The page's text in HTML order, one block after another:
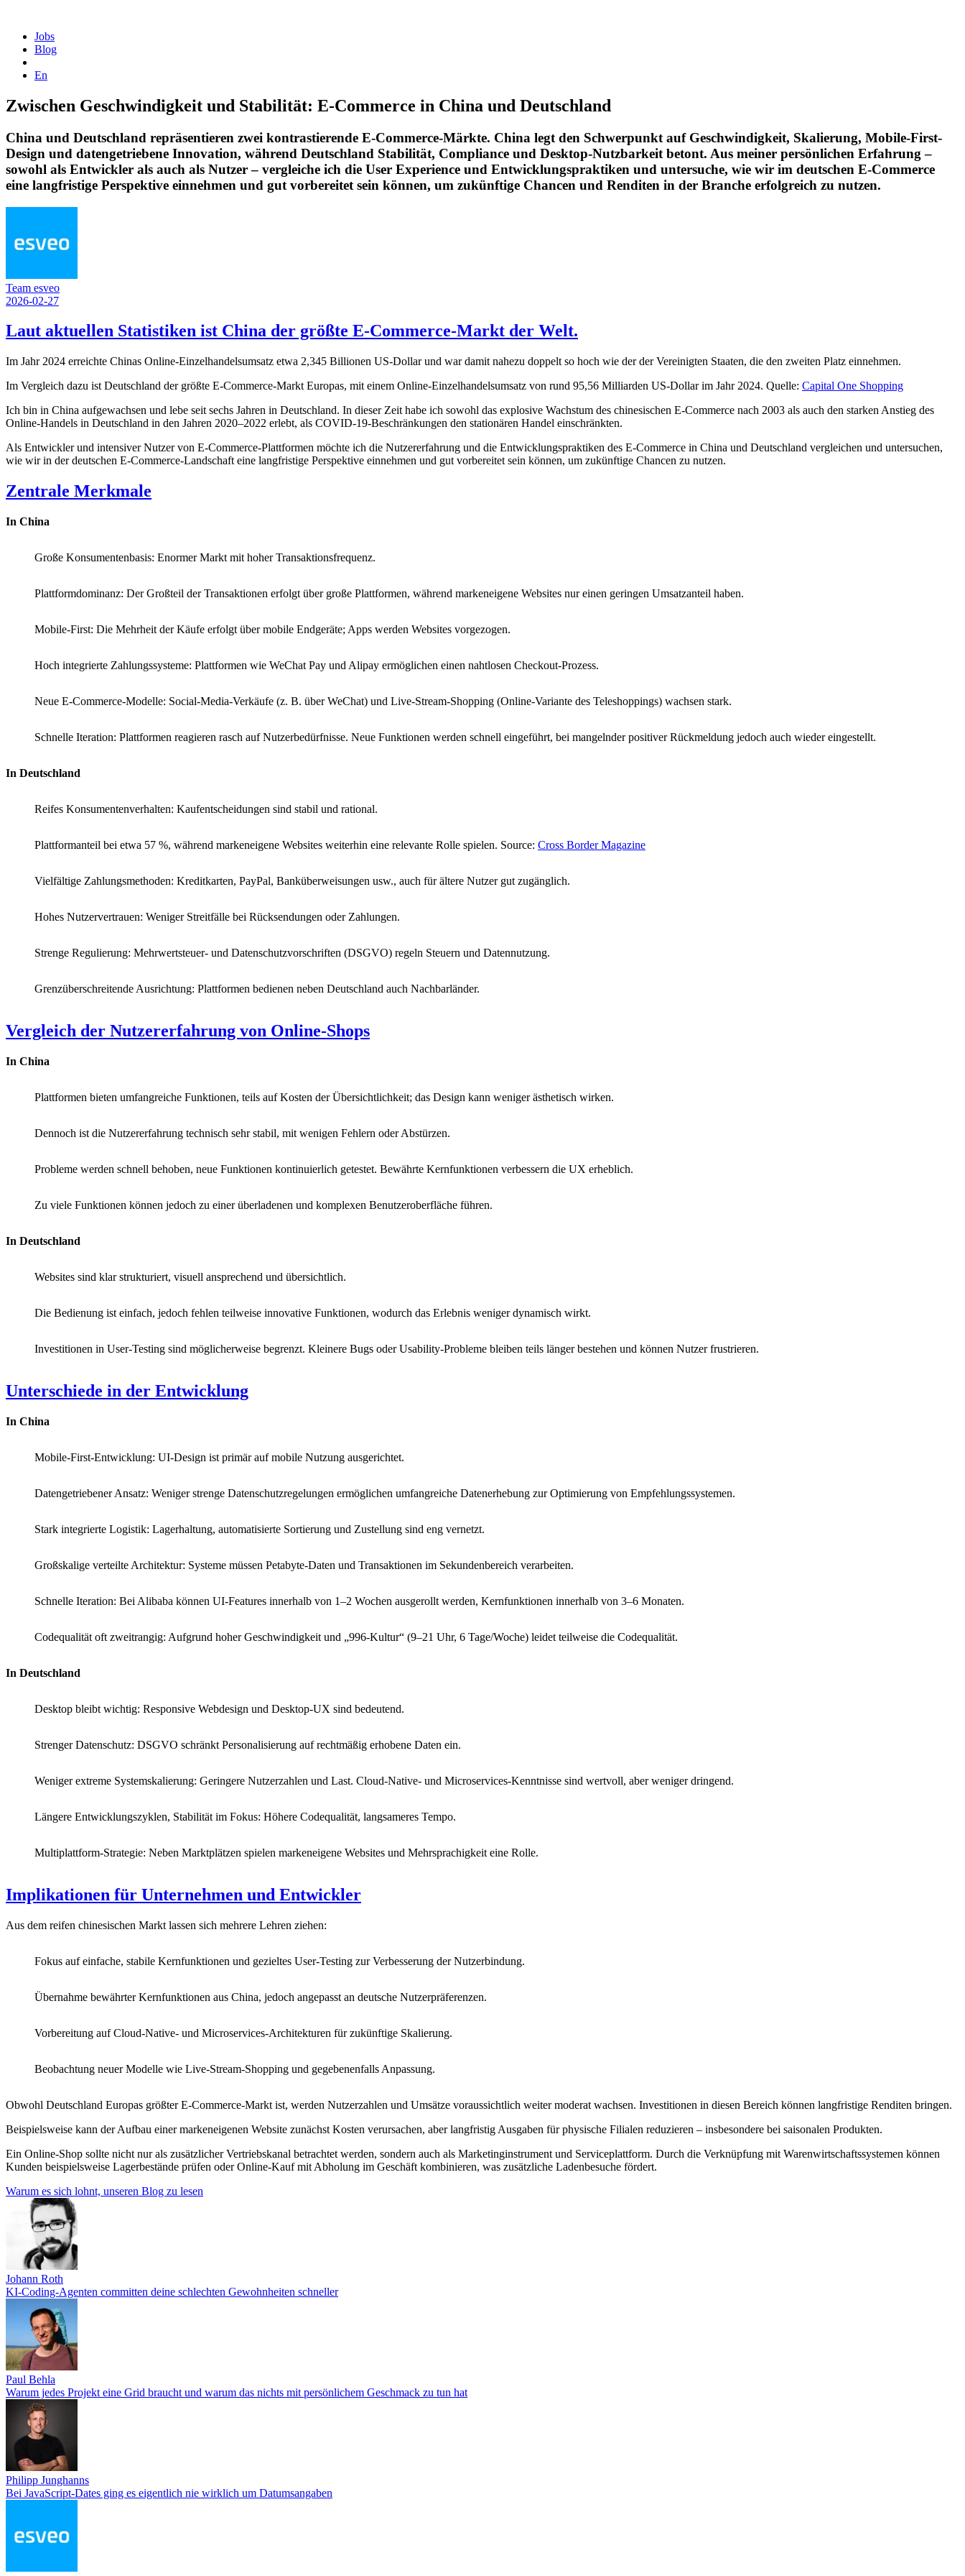
Jobs
Blog
En
Zwischen Geschwindigkeit und Stabilität: E-Commerce in China und Deutschland
China und Deutschland repräsentieren zwei kontrastierende E-Commerce-Märkte. China legt den Schwerpunkt auf Geschwindigkeit, Skalierung, Mobile-First-
Design und datengetriebene Innovation, während Deutschland Stabilität, Compliance und Desktop-Nutzbarkeit betont. Aus meiner persönlichen Erfahrung –
sowohl als Entwickler als auch als Nutzer – vergleiche ich die User Experience und Entwicklungspraktiken und untersuche, wie wir im deutschen E-Commerce
eine langfristige Perspektive einnehmen und gut vorbereitet sein können, um zukünftige Chancen und Renditen in der Branche erfolgreich zu nutzen.
Team esveo
2026-02-27
Laut aktuellen Statistiken ist China der größte E-Commerce-Markt der Welt.
Im Jahr 2024 erreichte Chinas Online-Einzelhandelsumsatz etwa 2,345 Billionen US-Dollar und war damit nahezu doppelt so hoch wie der der Vereinigten Staaten, die den zweiten Platz einnehmen.
Im Vergleich dazu ist Deutschland der größte E-Commerce-Markt Europas, mit einem Online-Einzelhandelsumsatz von rund 95,56 Milliarden US-Dollar im Jahr 2024. Quelle: Capital One Shopping
Ich bin in China aufgewachsen und lebe seit sechs Jahren in Deutschland. In dieser Zeit habe ich sowohl das explosive Wachstum des chinesischen E-Commerce nach 2003 als auch den starken Anstieg des
Online-Handels in Deutschland in den Jahren 2020–2022 erlebt, als COVID-19-Beschränkungen den stationären Handel einschränkten.
Als Entwickler und intensiver Nutzer von E-Commerce-Plattformen möchte ich die Nutzererfahrung und die Entwicklungspraktiken des E-Commerce in China und Deutschland vergleichen und untersuchen,
wie wir in der deutschen E-Commerce-Landschaft eine langfristige Perspektive einnehmen und gut vorbereitet sein können, um zukünftige Chancen zu nutzen.
Zentrale Merkmale
In China
Große Konsumentenbasis: Enormer Markt mit hoher Transaktionsfrequenz.
Plattformdominanz: Der Großteil der Transaktionen erfolgt über große Plattformen, während markeneigene Websites nur einen geringen Umsatzanteil haben.
Mobile-First: Die Mehrheit der Käufe erfolgt über mobile Endgeräte; Apps werden Websites vorgezogen.
Hoch integrierte Zahlungssysteme: Plattformen wie WeChat Pay und Alipay ermöglichen einen nahtlosen Checkout-Prozess.
Neue E-Commerce-Modelle: Social-Media-Verkäufe (z. B. über WeChat) und Live-Stream-Shopping (Online-Variante des Teleshoppings) wachsen stark.
Schnelle Iteration: Plattformen reagieren rasch auf Nutzerbedürfnisse. Neue Funktionen werden schnell eingeführt, bei mangelnder positiver Rückmeldung jedoch auch wieder eingestellt.
In Deutschland
Reifes Konsumentenverhalten: Kaufentscheidungen sind stabil und rational.
Plattformanteil bei etwa 57 %, während markeneigene Websites weiterhin eine relevante Rolle spielen. Source: Cross Border Magazine
Vielfältige Zahlungsmethoden: Kreditkarten, PayPal, Banküberweisungen usw., auch für ältere Nutzer gut zugänglich.
Hohes Nutzervertrauen: Weniger Streitfälle bei Rücksendungen oder Zahlungen.
Strenge Regulierung: Mehrwertsteuer- und Datenschutzvorschriften (DSGVO) regeln Steuern und Datennutzung.
Grenzüberschreitende Ausrichtung: Plattformen bedienen neben Deutschland auch Nachbarländer.
Vergleich der Nutzererfahrung von Online-Shops
In China
Plattformen bieten umfangreiche Funktionen, teils auf Kosten der Übersichtlichkeit; das Design kann weniger ästhetisch wirken.
Dennoch ist die Nutzererfahrung technisch sehr stabil, mit wenigen Fehlern oder Abstürzen.
Probleme werden schnell behoben, neue Funktionen kontinuierlich getestet. Bewährte Kernfunktionen verbessern die UX erheblich.
Zu viele Funktionen können jedoch zu einer überladenen und komplexen Benutzeroberfläche führen.
In Deutschland
Websites sind klar strukturiert, visuell ansprechend und übersichtlich.
Die Bedienung ist einfach, jedoch fehlen teilweise innovative Funktionen, wodurch das Erlebnis weniger dynamisch wirkt.
Investitionen in User-Testing sind möglicherweise begrenzt. Kleinere Bugs oder Usability-Probleme bleiben teils länger bestehen und können Nutzer frustrieren.
Unterschiede in der Entwicklung
In China
Mobile-First-Entwicklung: UI-Design ist primär auf mobile Nutzung ausgerichtet.
Datengetriebener Ansatz: Weniger strenge Datenschutzregelungen ermöglichen umfangreiche Datenerhebung zur Optimierung von Empfehlungssystemen.
Stark integrierte Logistik: Lagerhaltung, automatisierte Sortierung und Zustellung sind eng vernetzt.
Großskalige verteilte Architektur: Systeme müssen Petabyte-Daten und Transaktionen im Sekundenbereich verarbeiten.
Schnelle Iteration: Bei Alibaba können UI-Features innerhalb von 1–2 Wochen ausgerollt werden, Kernfunktionen innerhalb von 3–6 Monaten.
Codequalität oft zweitrangig: Aufgrund hoher Geschwindigkeit und „996-Kultur“ (9–21 Uhr, 6 Tage/Woche) leidet teilweise die Codequalität.
In Deutschland
Desktop bleibt wichtig: Responsive Webdesign und Desktop-UX sind bedeutend.
Strenger Datenschutz: DSGVO schränkt Personalisierung auf rechtmäßig erhobene Daten ein.
Weniger extreme Systemskalierung: Geringere Nutzerzahlen und Last. Cloud-Native- und Microservices-Kenntnisse sind wertvoll, aber weniger dringend.
Längere Entwicklungszyklen, Stabilität im Fokus: Höhere Codequalität, langsameres Tempo.
Multiplattform-Strategie: Neben Marktplätzen spielen markeneigene Websites und Mehrsprachigkeit eine Rolle.
Implikationen für Unternehmen und Entwickler
Aus dem reifen chinesischen Markt lassen sich mehrere Lehren ziehen:
Fokus auf einfache, stabile Kernfunktionen und gezieltes User-Testing zur Verbesserung der Nutzerbindung.
Übernahme bewährter Kernfunktionen aus China, jedoch angepasst an deutsche Nutzerpräferenzen.
Vorbereitung auf Cloud-Native- und Microservices-Architekturen für zukünftige Skalierung.
Beobachtung neuer Modelle wie Live-Stream-Shopping und gegebenenfalls Anpassung.
Obwohl Deutschland Europas größter E-Commerce-Markt ist, werden Nutzerzahlen und Umsätze voraussichtlich weiter moderat wachsen. Investitionen in diesen Bereich können langfristige Renditen bringen.
Beispielsweise kann der Aufbau einer markeneigenen Website zunächst Kosten verursachen, aber langfristig Ausgaben für physische Filialen reduzieren – insbesondere bei saisonalen Produkten.
Ein Online-Shop sollte nicht nur als zusätzlicher Vertriebskanal betrachtet werden, sondern auch als Marketinginstrument und Serviceplattform. Durch die Verknüpfung mit Warenwirtschaftssystemen können
Kunden beispielsweise Lagerbestände prüfen oder Online-Kauf mit Abholung im Geschäft kombinieren, was zusätzliche Ladenbesuche fördert.
Warum es sich lohnt, unseren Blog zu lesen
Johann Roth
KI-Coding-Agenten committen deine schlechten Gewohnheiten schneller
Paul Behla
Warum jedes Projekt eine Grid braucht und warum das nichts mit persönlichem Geschmack zu tun hat
Philipp Junghanns
Bei JavaScript-Dates ging es eigentlich nie wirklich um Datumsangaben